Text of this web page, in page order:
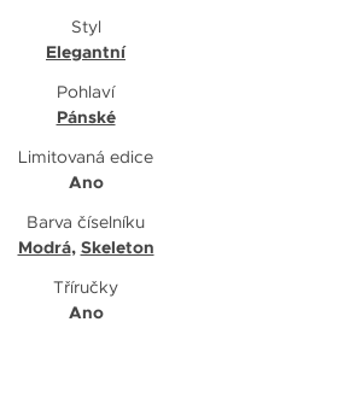
Styl
Elegantní
Pohlaví
Pánské
Limitovaná edice
Ano
Barva číselníku
Modrá, Skeleton
Tříručky
Ano